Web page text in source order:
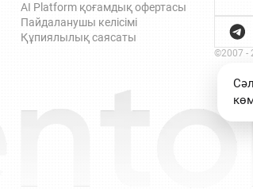
AI Platform қоғамдық офертасы
Пайдаланушы келісімі
Құпиялылық саясаты
©2007 -